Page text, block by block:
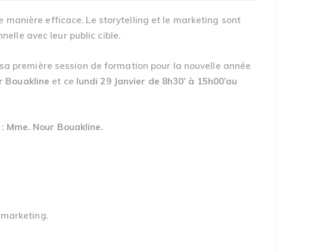
manière efficace. Le storytelling et le marketing sont
avec leur public cible.
première session de formation pour la nouvelle année
Bouakline et ce lundi 29 Janvier de 8h30’ à 15h00’au
Mme. Nour Bouakline.